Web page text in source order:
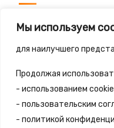
Мы используем
для наилучшего
Продолжая
- использованием
- пользовательским
- политикой
© 2025 -